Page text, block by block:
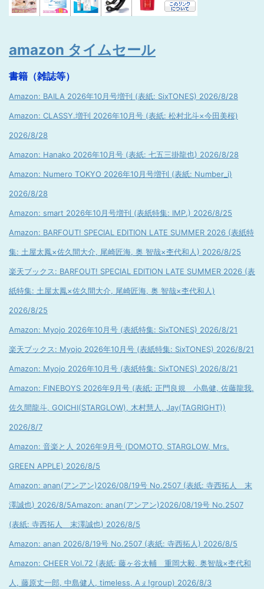
amazon タイムセール
書籍（雑誌等）
Amazon: BAILA 2026年10月号増刊 (表紙: SixTONES) 2026/8/28
Amazon: CLASSY.増刊 2026年10月号 (表紙: 松村北斗×今田美桜)
2026/8/28
Amazon: Hanako 2026年10月号 (表紙: 七五三掛龍也) 2026/8/28
Amazon: Numero TOKYO 2026年10月号増刊 (表紙: Number_i)
2026/8/28
Amazon: smart 2026年10月号増刊 (表紙特集: IMP.) 2026/8/25
Amazon: BARFOUT! SPECIAL EDITION LATE SUMMER 2026 (表紙特
集: 土屋太鳳×佐久間大介, 尾崎匠海, 奥 智哉×杢代和人) 2026/8/25
楽天ブックス: BARFOUT! SPECIAL EDITION LATE SUMMER 2026 (表
紙特集: 土屋太鳳×佐久間大介, 尾崎匠海, 奥 智哉×杢代和人)
2026/8/25
Amazon: Myojo 2026年10月号 (表紙特集: SixTONES) 2026/8/21
楽天ブックス: Myojo 2026年10月号 (表紙特集: SixTONES) 2026/8/21
Amazon: Myojo 2026年10月号 (表紙特集: SixTONES) 2026/8/21
Amazon: FINEBOYS 2026年9月号 (表紙: 正門良規 小島健, 佐藤龍我,
佐久間龍斗, GOICHI(STARGLOW), 木村慧人, Jay(TAGRIGHT))
2026/8/7
Amazon: 音楽と人 2026年9月号 (DOMOTO, STARGLOW, Mrs.
GREEN APPLE) 2026/8/5
Amazon: anan(アンアン)2026/08/19号 No.2507 (表紙: 寺西拓人 末
澤誠也) 2026/8/5Amazon: anan(アンアン)2026/08/19号 No.2507
(表紙: 寺西拓人 末澤誠也) 2026/8/5
Amazon: anan 2026/8/19号 No.2507 (表紙: 寺西拓人) 2026/8/5
Amazon: CHEER Vol.72 (表紙: 藤ヶ谷太輔 重岡大毅, 奥智哉×杢代和
人, 藤原丈一郎, 中島健人, timeless, Aぇ!group) 2026/8/3